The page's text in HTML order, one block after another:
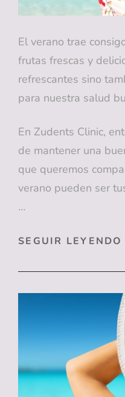
El verano trae
frutas frescas y
refrescantes sino
para nuestra salud
En Zudents Clinic,
de mantener una
que queremos
verano pueden ser
…
SEGUIR LEYENDO